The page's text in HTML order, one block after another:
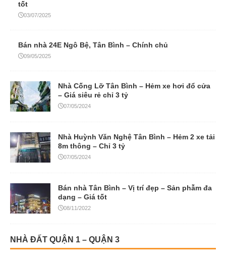
tốt
03/07/2025
Bán nhà 24E Ngô Bệ, Tân Bình – Chính chủ
09/05/2025
Nhà Cống Lỡ Tân Bình – Hẻm xe hơi đổ cửa
– Giá siêu rẻ chỉ 3 tỷ
07/05/2024
Nhà Huỳnh Văn Nghệ Tân Bình – Hẻm 2 xe tải
8m thông – Chỉ 3 tỷ
07/05/2024
Bán nhà Tân Bình – Vị trí đẹp – Sản phẫm đa
dạng – Giá tốt
08/11/2022
NHÀ ĐẤT QUẬN 1 – QUẬN 3